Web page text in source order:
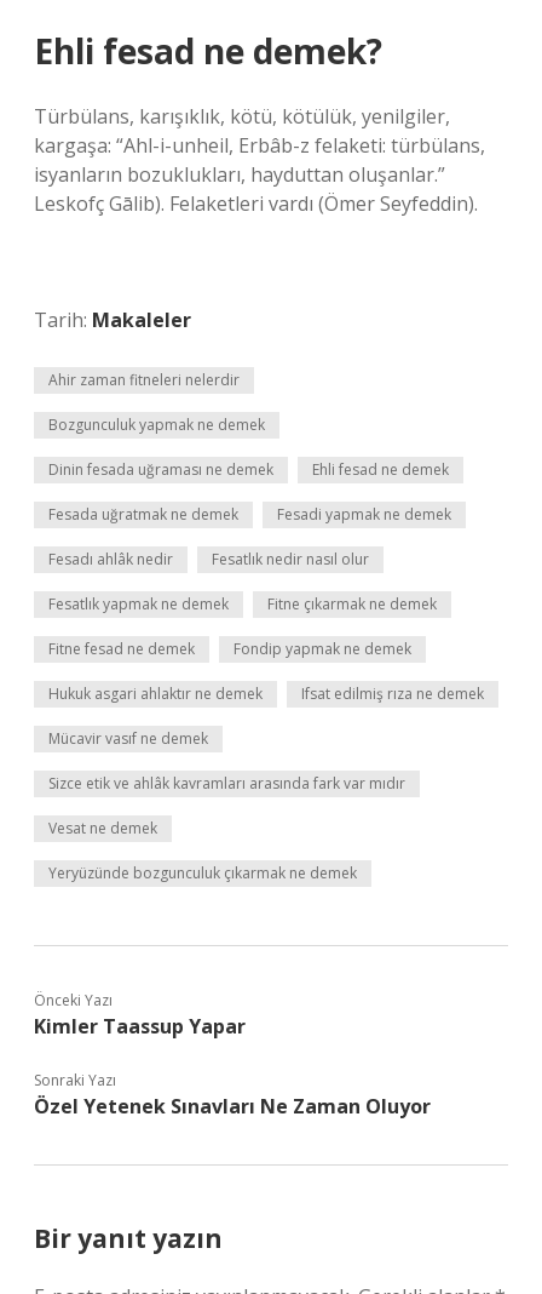
Ehli fesad ne demek?
Türbülans, karışıklık, kötü, kötülük, yenilgiler,
kargaşa: “Ahl-i-unheil, Erbâb-z felaketi: türbülans,
isyanların bozuklukları, hayduttan oluşanlar.”
Leskofç Gālib). Felaketleri vardı (Ömer Seyfeddin).
Tarih: Makaleler
Ahir zaman fitneleri nelerdir
Bozgunculuk yapmak ne demek
Dinin fesada uğraması ne demek Ehli fesad ne demek
Fesada uğratmak ne demek Fesadi yapmak ne demek
Fesadı ahlâk nedir Fesatlık nedir nasıl olur
Fesatlık yapmak ne demek Fitne çıkarmak ne demek
Fitne fesad ne demek Fondip yapmak ne demek
Hukuk asgari ahlaktır ne demek Ifsat edilmiş rıza ne demek
Mücavir vasıf ne demek
Sizce etik ve ahlâk kavramları arasında fark var mıdır
Vesat ne demek
Yeryüzünde bozgunculuk çıkarmak ne demek
Önceki Yazı
Kimler Taassup Yapar
Sonraki Yazı
Özel Yetenek Sınavları Ne Zaman Oluyor
Bir yanıt yazın